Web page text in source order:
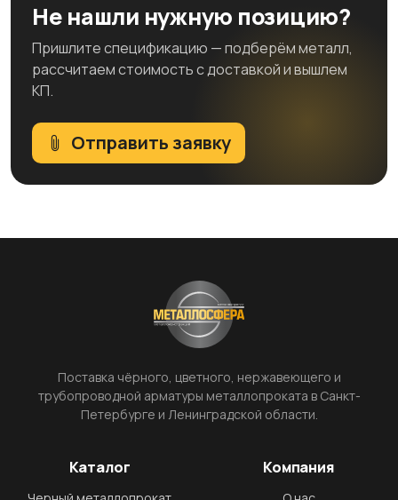
Не нашли нужную позицию?
Пришлите спецификацию — подберём металл,
рассчитаем стоимость с доставкой и вышлем
КП.
Отправить заявку
Поставка чёрного, цветного, нержавеющего и
трубопроводной арматуры металлопроката в Санкт-
Петербурге и Ленинградской области.
Каталог Компания